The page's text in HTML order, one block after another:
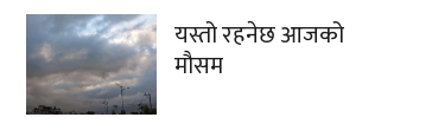
यस्तो रहनेछ आजको
मौसम